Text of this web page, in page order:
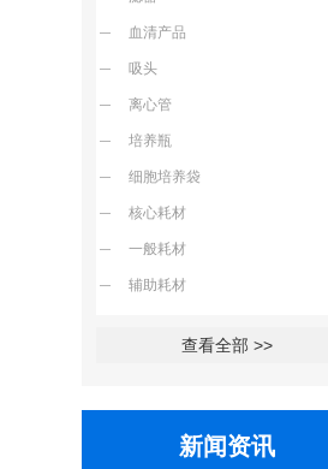
血清产品
吸头
离心管
培养瓶
细胞培养袋
核心耗材
一般耗材
辅助耗材
查看全部 >>
新闻资讯